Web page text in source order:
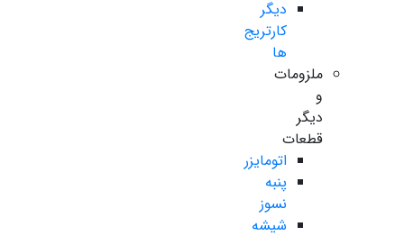
دیگر
کارتریج
ها
ملزومات
و
دیگر
قطعات
اتومایزر
پنبه
نسوز
شیشه